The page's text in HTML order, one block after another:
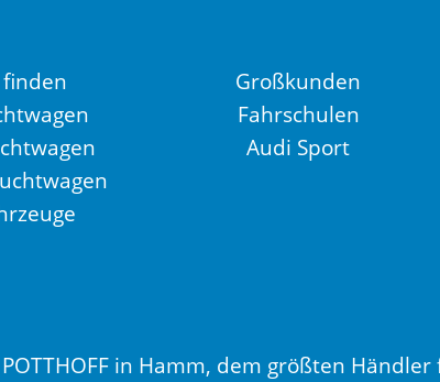
Großkunden
Fahrschulen
Audi Sport
in Hamm, dem größten